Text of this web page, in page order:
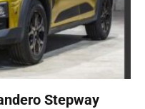
Stepway